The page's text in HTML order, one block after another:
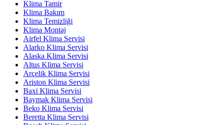
Klima Tamir
Klima Bakım
Klima Temizliği
Klima Montaj
Airfel Klima Servisi
Alarko Klima Servisi
Alaska Klima Servisi
Altus Klima Servisi
Arçelik Klima Servisi
Ariston Klima Servisi
Baxi Klima Servisi
Baymak Klima Servisi
Beko Klima Servisi
Beretta Klima Servisi